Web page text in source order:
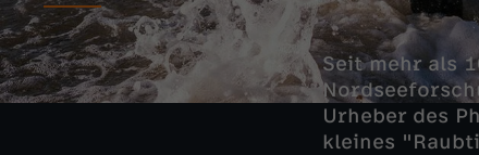
Seit mehr als
Urheber des
kleines